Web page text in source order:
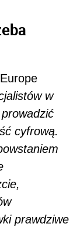
w
cyfrową.
prawdziwe